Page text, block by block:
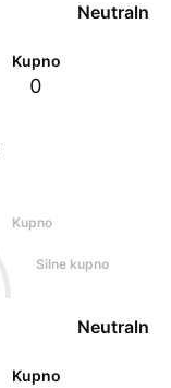
Neutralnie
Kupno
0
Kupno
Silne kupno
Neutralnie
Kupno